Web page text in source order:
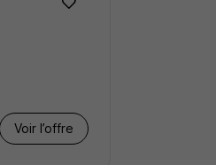
Voir l’offre